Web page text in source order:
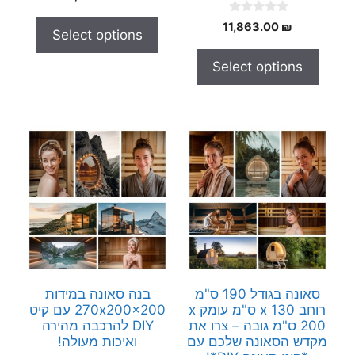
0
o
o
5
11,863.00 ₪
Select options
o
5
Select options
סאונה בגודל 190 ס"מ
רוחב x 130 ס"מ עומק x
200 ס"מ גובה – צרו את
מקדש הסאונה שלכם עם
בנה סאונה במידות
270x200x200 עם קיט
DIY להרכבה מהירה
ואיכות מעולה!